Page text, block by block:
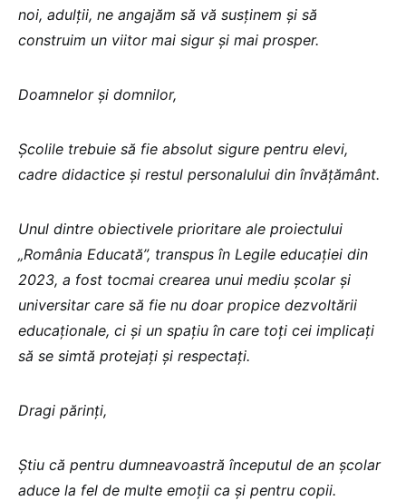
noi, adulții, ne angajăm să vă susținem și să
construim un viitor mai sigur și mai prosper.
Doamnelor și domnilor,
Școlile trebuie să fie absolut sigure pentru elevi,
cadre didactice și restul personalului din învățământ.
Unul dintre obiectivele prioritare ale proiectului
„România Educată”, transpus în Legile educației din
2023, a fost tocmai crearea unui mediu școlar și
universitar care să fie nu doar propice dezvoltării
educaționale, ci și un spațiu în care toți cei implicați
să se simtă protejați și respectați.
Dragi părinți,
Știu că pentru dumneavoastră începutul de an școlar
aduce la fel de multe emoții ca și pentru copii.